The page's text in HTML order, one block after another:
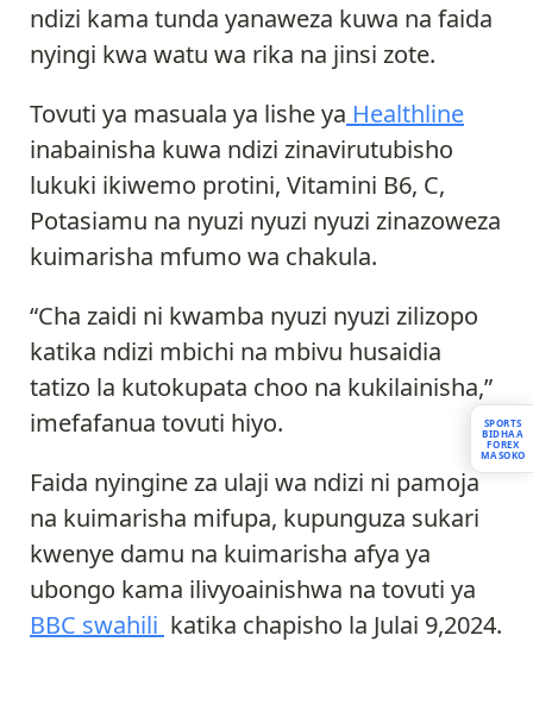
ndizi kama tunda yanaweza kuwa na faida
nyingi kwa watu wa rika na jinsi zote.
Tovuti ya masuala ya lishe ya Healthline
inabainisha kuwa ndizi zinavirutubisho
lukuki ikiwemo protini, Vitamini B6, C,
Potasiamu na nyuzi nyuzi nyuzi zinazoweza
kuimarisha mfumo wa chakula.
“Cha zaidi ni kwamba nyuzi nyuzi zilizopo
katika ndizi mbichi na mbivu husaidia
tatizo la kutokupata choo na kukilainisha,”
imefafanua tovuti hiyo.
Faida nyingine za ulaji wa ndizi ni pamoja
na kuimarisha mifupa, kupunguza sukari
kwenye damu na kuimarisha afya ya
ubongo kama ilivyoainishwa na tovuti ya
BBC swahili katika chapisho la Julai 9,2024.
SPORTS
BIDHAA
FOREX
MASOKO